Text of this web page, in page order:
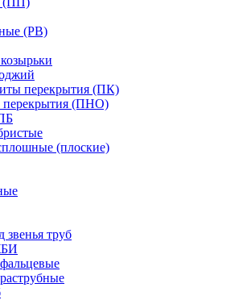
(РВ)
перекрытия (ПК)
перекрытия (ПНО)
(плоские)
звенья труб